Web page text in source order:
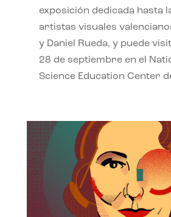
exposición dedicada hasta
artistas visuales
y Daniel Rueda, y puede
28 de septiembre en el
Science Education Center